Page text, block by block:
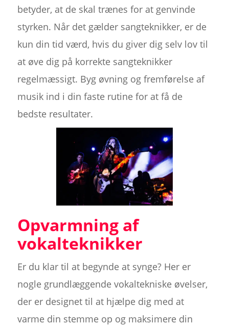
betyder, at de skal trænes for at genvinde
styrken. Når det gælder sangteknikker, er de
kun din tid værd, hvis du giver dig selv lov til
at øve dig på korrekte sangteknikker
regelmæssigt. Byg øvning og fremførelse af
musik ind i din faste rutine for at få de
bedste resultater.
Opvarmning af
vokalteknikker
Er du klar til at begynde at synge? Her er
nogle grundlæggende vokaltekniske øvelser,
der er designet til at hjælpe dig med at
varme din stemme op og maksimere din